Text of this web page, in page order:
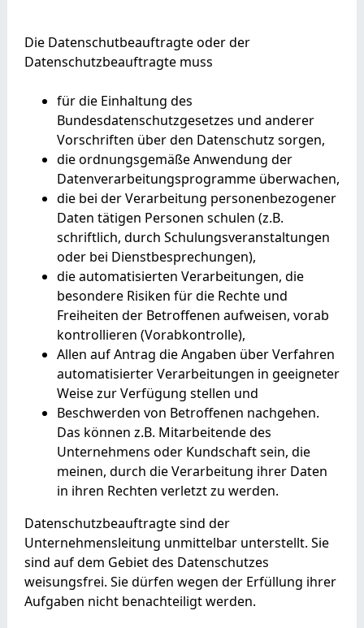
Die Datenschutbeauftragte oder der
Datenschutzbeauftragte muss
für die Einhaltung des
Bundesdatenschutzgesetzes und anderer
Vorschriften über den Datenschutz sorgen,
die ordnungsgemäße Anwendung der
Datenverarbeitungsprogramme überwachen,
die bei der Verarbeitung personenbezogener
Daten tätigen Personen schulen (z.B.
schriftlich, durch Schulungsveranstaltungen
oder bei Dienstbesprechungen),
die automatisierten Verarbeitungen, die
besondere Risiken für die Rechte und
Freiheiten der Betroffenen aufweisen, vorab
kontrollieren (Vorabkontrolle),
Allen auf Antrag die Angaben über Verfahren
automatisierter Verarbeitungen in geeigneter
Weise zur Verfügung stellen und
Beschwerden von Betroffenen nachgehen.
Das können z.B. Mitarbeitende des
Unternehmens oder Kundschaft sein, die
meinen, durch die Verarbeitung ihrer Daten
in ihren Rechten verletzt zu werden.
Datenschutzbeauftragte sind der
Unternehmensleitung unmittelbar unterstellt. Sie
sind auf dem Gebiet des Datenschutzes
weisungsfrei. Sie dürfen wegen der Erfüllung ihrer
Aufgaben nicht benachteiligt werden.